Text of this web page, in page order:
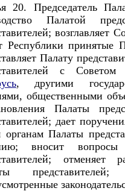
20. Председатель
Палатой
возглавляет
Республики принятые
Палату
с
, другими
общественными
Палаты
дает
Палаты
вносит
отменяет